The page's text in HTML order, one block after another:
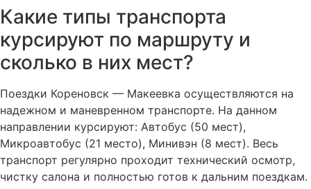
Какие типы транспорта
курсируют по маршруту и
сколько в них мест?
Поездки Кореновск — Макеевка осуществляются на
надежном и маневренном транспорте. На данном
направлении курсируют: Автобус (50 мест),
Микроавтобус (21 место), Минивэн (8 мест). Весь
транспорт регулярно проходит технический осмотр,
чистку салона и полностью готов к дальним поездкам.